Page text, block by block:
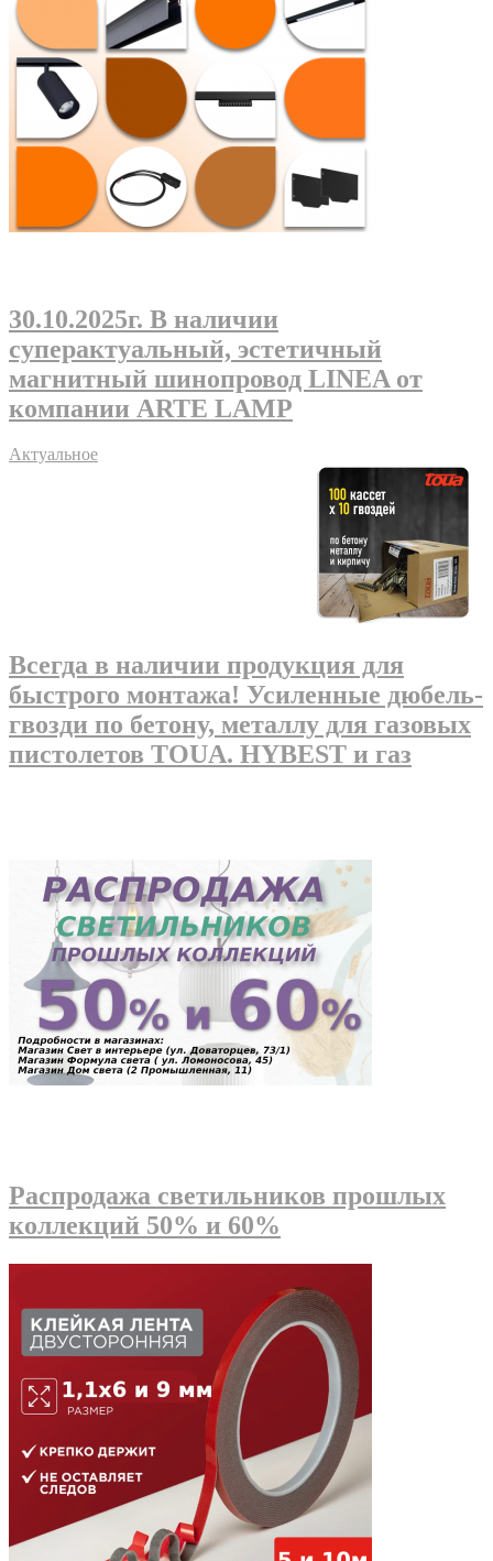
30.10.2025г. В наличии
суперактуальный, эстетичный
магнитный шинопровод LINEA от
компании ARTE LAMP
Актуальное
Всегда в наличии продукция для
быстрого монтажа! Усиленные дюбель-
гвозди по бетону, металлу для газовых
пистолетов TOUA. HYBEST и газ
Распродажа светильников прошлых
коллекций 50% и 60%